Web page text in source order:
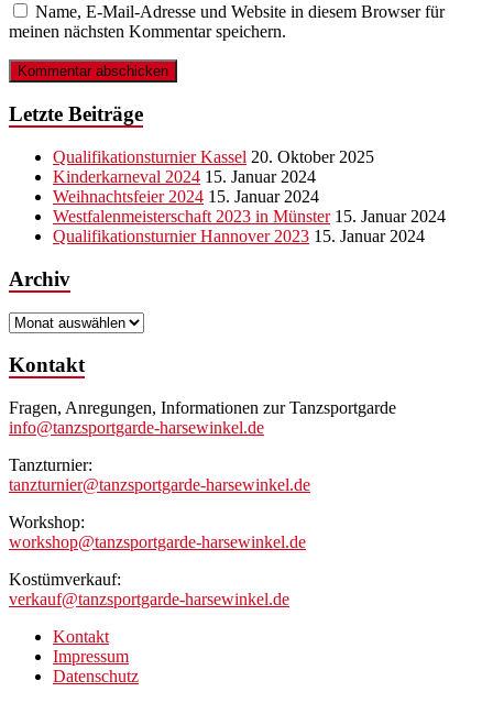
Name, E-Mail-Adresse und Website in diesem Browser für
meinen nächsten Kommentar speichern.
Letzte Beiträge
Qualifikationsturnier Kassel 20. Oktober 2025
Kinderkarneval 2024 15. Januar 2024
Weihnachtsfeier 2024 15. Januar 2024
Westfalenmeisterschaft 2023 in Münster 15. Januar 2024
Qualifikationsturnier Hannover 2023 15. Januar 2024
Archiv
Archiv
Kontakt
Fragen, Anregungen, Informationen zur Tanzsportgarde
info@tanzsportgarde-harsewinkel.de
Tanzturnier:
tanzturnier@tanzsportgarde-harsewinkel.de
Workshop:
workshop@tanzsportgarde-harsewinkel.de
Kostümverkauf:
verkauf@tanzsportgarde-harsewinkel.de
Kontakt
Impressum
Datenschutz